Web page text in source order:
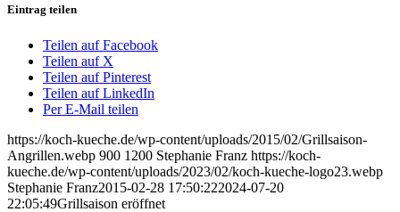
Eintrag teilen
Teilen auf Facebook
Teilen auf X
Teilen auf Pinterest
Teilen auf LinkedIn
Per E-Mail teilen
https://koch-kueche.de/wp-content/uploads/2015/02/Grillsaison-
Angrillen.webp 900 1200 Stephanie Franz https://koch-
kueche.de/wp-content/uploads/2023/02/koch-kueche-logo23.webp
Stephanie Franz2015-02-28 17:50:222024-07-20
22:05:49Grillsaison eröffnet